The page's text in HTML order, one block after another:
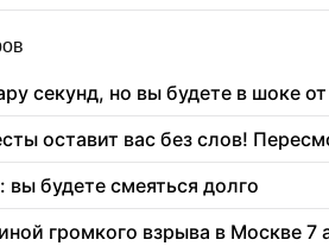
секунд, но вы будете в шоке
оставит вас без слов!
будете смеяться долго
громкого взрыва в Москве 7